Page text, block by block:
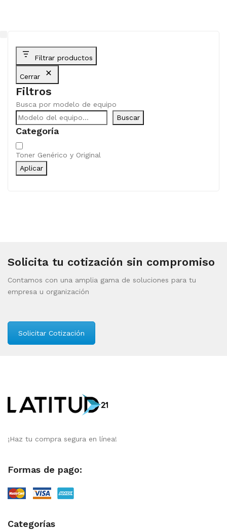
Filtrar productos
Cerrar
Filtros
Busca por modelo de equipo
Buscar
Categoría
Categoría
Toner Genérico y Original
Aplicar
Solicita tu cotización sin compromiso
Contamos con una amplia gama de soluciones para tu
empresa u organización
Solicitar Cotización
¡Haz tu compra segura en línea!
Formas de pago:
Categorías